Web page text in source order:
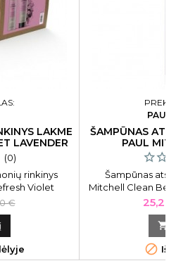
LAKME
LAVENDER
(0)
rinkinys
Violet
atspalviais
€
PAUL
ŠAMPŪNAS
PAUL
Šampūnas
Mitchell Clean
atstatantis
augaliniais
plaukus juos
Kaina
25,20

